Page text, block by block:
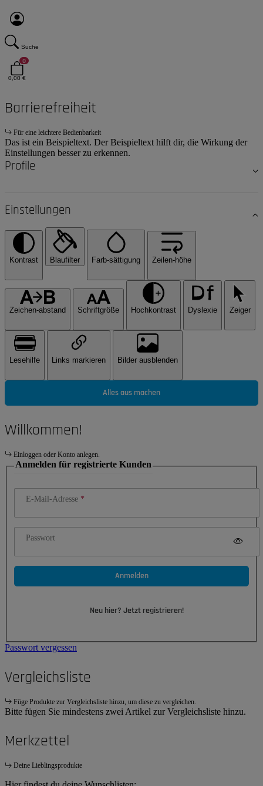
Suche
0
0,00 €
Barrierefreiheit
Für eine leichtere Bedienbarkeit
Das ist ein Beispieltext. Der Beispieltext hilft dir, die Wirkung der
Einstellungen besser zu erkennen.
Profile
Einstellungen
Kontrast Blaufilter Farb-sättigung Zeilen-höhe
Zeichen-abstand Schriftgröße Hochkontrast Dyslexie Zeiger
Lesehilfe Links markieren Bilder ausblenden
Alles aus machen
Willkommen!
Einloggen oder Konto anlegen.
Anmelden für registrierte Kunden
E-Mail-Adresse
Passwort
Anmelden
Neu hier? Jetzt registrieren!
Passwort vergessen
Vergleichsliste
Füge Produkte zur Vergleichsliste hinzu, um diese zu vergleichen.
Bitte fügen Sie mindestens zwei Artikel zur Vergleichsliste hinzu.
Merkzettel
Deine Lieblingsprodukte